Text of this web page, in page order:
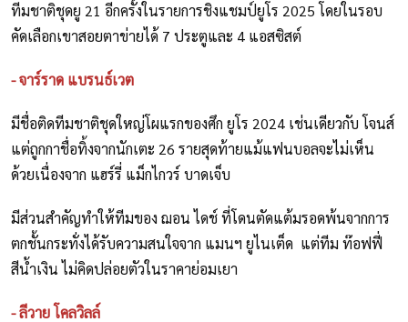
ทีมชาติชุดยู 21 อีกครั้งในรายการชิงแชมป์ยูโร 2025 โดยในรอบ
คัดเลือกเขาสอยตาข่ายได้ 7 ประตูและ 4 แอสซิสต์
- จาร์ราด แบรนธ์เวต
มีชื่อติดทีมชาติชุดใหญ่โผแรกของศึก ยูโร 2024 เช่นเดียวกับ โจนส์
แต่ถูกกาชื่อทิ้งจากนักเตะ 26 รายสุดท้ายแม้แฟนบอลจะไม่เห็น
ด้วยเนื่องจาก แฮร์รี่ แม็กไกวร์ บาดเจ็บ
มีส่วนสำคัญทำให้ทีมของ ฌอน ไดช์ ที่โดนตัดแต้มรอดพ้นจากการ
ตกชั้นกระทั่งได้รับความสนใจจาก แมนฯ ยูไนเต็ด แต่ทีม ท๊อฟฟี่
สีน้ำเงิน ไม่คิดปล่อยตัวในราคาย่อมเยา
- ลีวาย โคลวิลล์